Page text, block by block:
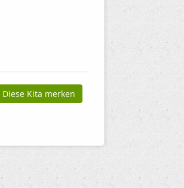
Diese Kita merken